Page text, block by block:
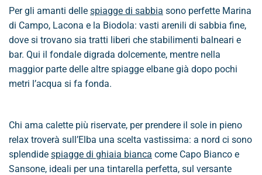
Per gli amanti delle spiagge di sabbia sono perfette Marina
di Campo, Lacona e la Biodola: vasti arenili di sabbia fine,
dove si trovano sia tratti liberi che stabilimenti balneari e
bar. Qui il fondale digrada dolcemente, mentre nella
maggior parte delle altre spiagge elbane già dopo pochi
metri l’acqua si fa fonda.
Chi ama calette più riservate, per prendere il sole in pieno
relax troverà sull’Elba una scelta vastissima: a nord ci sono
splendide spiagge di ghiaia bianca come Capo Bianco e
Sansone, ideali per una tintarella perfetta, sul versante